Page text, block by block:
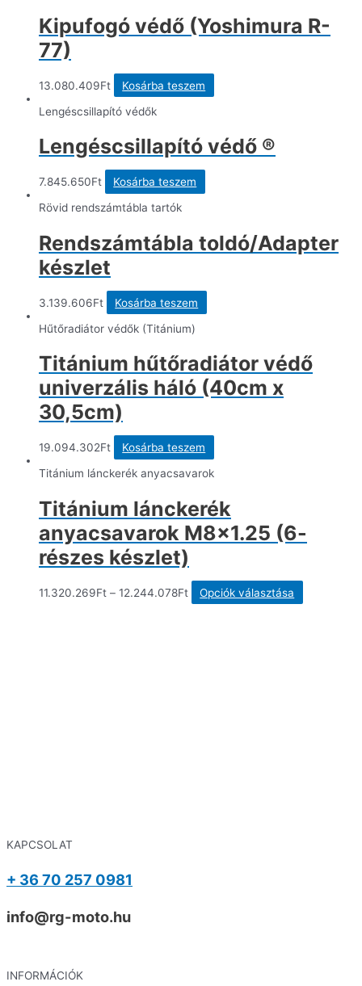
Kipufogó védő (Yoshimura R-
77)
13.080.409Ft
Kosárba teszem
Lengéscsillapító védők
Lengéscsillapító védő ®
7.845.650Ft
Kosárba teszem
Rövid rendszámtábla tartók
Rendszámtábla toldó/Adapter
készlet
3.139.606Ft
Kosárba teszem
Hűtőradiátor védők (Titánium)
Titánium hűtőradiátor védő
univerzális háló (40cm x
30,5cm)
19.094.302Ft Kosárba teszem
Titánium lánckerék anyacsavarok
Titánium lánckerék
anyacsavarok M8x1.25 (6-
részes készlet)
11.320.269Ft – 12.244.078Ft Opciók választása
a
KAPCSOLAT
+ 36 70 257 0981
info@rg-moto.hu
INFORMÁCIÓK